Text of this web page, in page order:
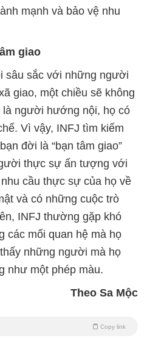
mạnh và bảo vệ nhu
giao
sâu sắc với những người
giao, một chiều sẽ không
người hướng nội, họ có
Vì vậy, INFJ tìm kiếm
đời là “bạn tâm giao”
thực sự ấn tượng với
cầu thực sự của họ về
và có những cuộc trò
INFJ thường gặp khó
các mối quan hệ mà họ
những người mà họ
như một phép màu.
Theo Sa Mộc
Copy link